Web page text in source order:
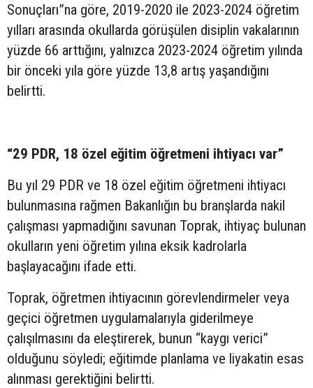
Sonuçları”na göre, 2019-2020 ile 2023-2024 öğretim
yılları arasında okullarda görüşülen disiplin vakalarının
yüzde 66 arttığını, yalnızca 2023-2024 öğretim yılında
bir önceki yıla göre yüzde 13,8 artış yaşandığını
belirtti.
“29 PDR, 18 özel eğitim öğretmeni ihtiyacı var”
Bu yıl 29 PDR ve 18 özel eğitim öğretmeni ihtiyacı
bulunmasına rağmen Bakanlığın bu branşlarda nakil
çalışması yapmadığını savunan Toprak, ihtiyaç bulunan
okulların yeni öğretim yılına eksik kadrolarla
başlayacağını ifade etti.
Toprak, öğretmen ihtiyacının görevlendirmeler veya
geçici öğretmen uygulamalarıyla giderilmeye
çalışılmasını da eleştirerek, bunun “kaygı verici”
olduğunu söyledi; eğitimde planlama ve liyakatin esas
alınması gerektiğini belirtti.